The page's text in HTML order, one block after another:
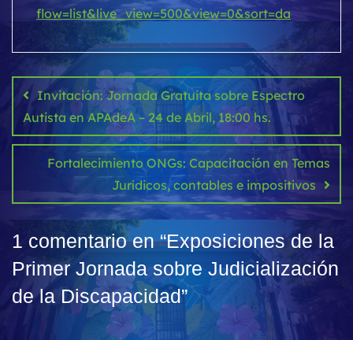
flow=list&live_view=500&view=0&sort=da
Navegación
de
entradas
Invitación: Jornada Gratuita sobre Espectro
Autista en APAdeA – 24 de Abril, 18:00 hs.
Fortalecimiento ONGs: Capacitación en Temas
Jurídicos, contables e impositivos
1 comentario en “Exposiciones de la
Primer Jornada sobre Judicialización
de la Discapacidad”